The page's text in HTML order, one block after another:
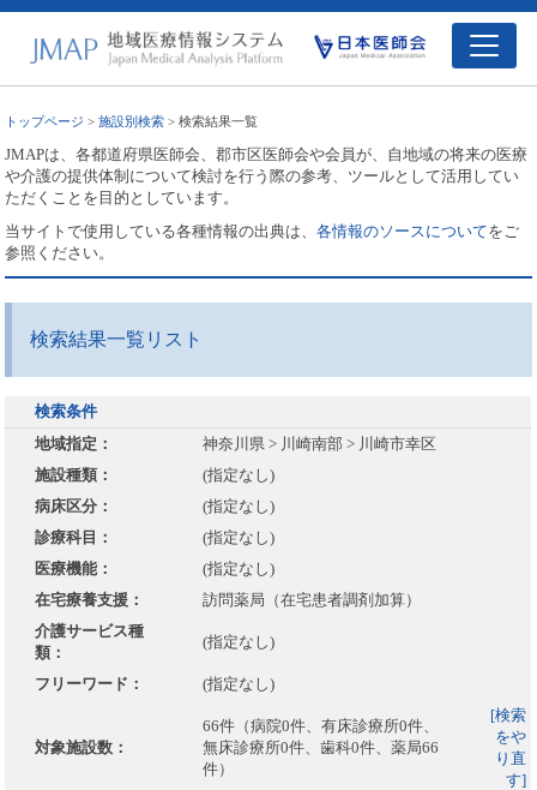
トップページ >施設別検索 > 検索結果一覧
JMAPは、各都道府県医師会、郡市区医師会や会員が、自地域の将来の医療
や介護の提供体制について検討を行う際の参考、ツールとして活用してい
ただくことを目的としています。
当サイトで使用している各種情報の出典は、各情報のソースについてをご
参照ください。
検索結果一覧リスト
検索条件
地域指定：
神奈川県 > 川崎南部 > 川崎市幸区
施設種類：
(指定なし)
病床区分：
(指定なし)
診療科目：
(指定なし)
医療機能：
(指定なし)
在宅療養支援：
訪問薬局（在宅患者調剤加算）
介護サービス種
類：
(指定なし)
フリーワード： (指定なし)
対象施設数：
66件（病院0件、有床診療所0件、
無床診療所0件、歯科0件、薬局66
件）
[検索
をや
り直
す]